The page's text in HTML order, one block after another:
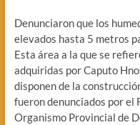
Denunciaron que los
elevados hasta 5 metros
Esta área a la que se
adquiridas por Caputo
disponen de la
fueron denunciados por el
Organismo Provincial de